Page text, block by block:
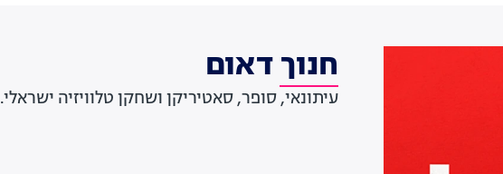
חנוך דאום
עיתונאי, סופר, סאטיריקן ושחקן טלוויזיה ישראלי.